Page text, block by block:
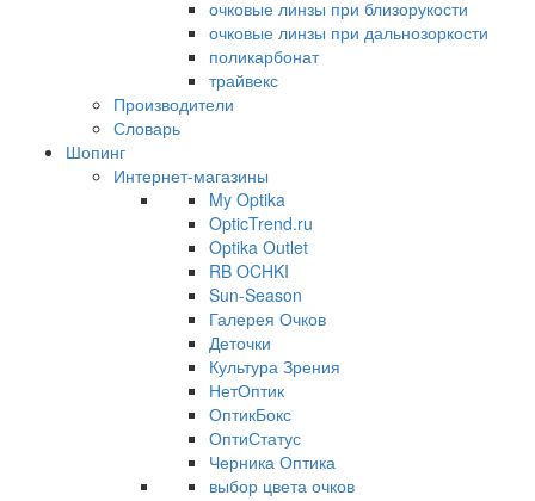
очковые линзы при близорукости
очковые линзы при дальнозоркости
поликарбонат
трайвекс
Производители
Словарь
Шопинг
Интернет-магазины
My Optika
OpticTrend.ru
Optika Outlet
RB OCHKI
Sun-Season
Галерея Очков
Деточки
Культура Зрения
НетОптик
ОптикБокс
ОптиСтатус
Черника Оптика
выбор цвета очков